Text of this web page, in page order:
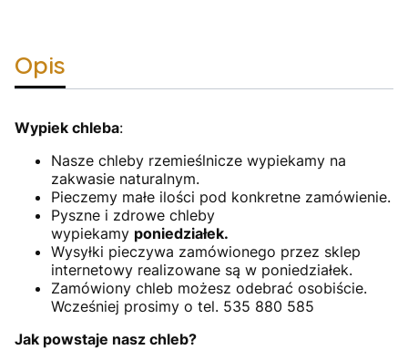
Opis
Wypiek chleba:
Nasze chleby rzemieślnicze wypiekamy na
zakwasie naturalnym.
Pieczemy małe ilości pod konkretne zamówienie.
Pyszne i zdrowe chleby
wypiekamy poniedziałek.
Wysyłki pieczywa zamówionego przez sklep
internetowy realizowane są w poniedziałek.
Zamówiony chleb możesz odebrać osobiście.
Wcześniej prosimy o tel. 535 880 585
Jak powstaje nasz chleb?